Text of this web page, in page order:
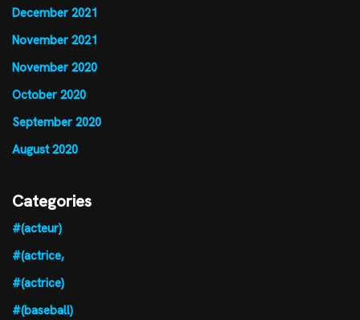
December 2021
November 2021
November 2020
October 2020
September 2020
August 2020
Categories
#(acteur)
#(actrice,
#(actrice)
#(baseball)